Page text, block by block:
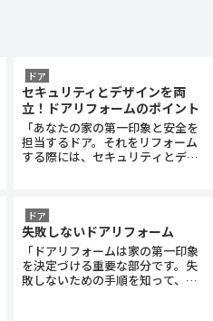
ドア
セキュリティとデザインを両
立！ドアリフォームのポイント
「あなたの家の第一印象と安全を
担当するドア。それをリフォーム
する際には、セキュリティとデザ
ドア
失敗しないドアリフォーム
「ドアリフォームは家の第一印象
を決定づける重要な部分です。失
敗しないための手順を知って、安